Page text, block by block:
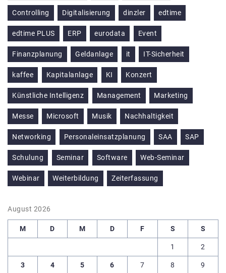
Controlling Digitalisierung dinzler edtime
edtime PLUS ERP eurodata Event
Finanzplanung Geldanlage it IT-Sicherheit
kaffee Kapitalanlage KI Konzert
Künstliche Intelligenz Management Marketing
Messe Microsoft Musik Nachhaltigkeit
Networking Personaleinsatzplanung SAA SAP
Schulung Seminar Software Web-Seminar
Webinar Weiterbildung Zeiterfassung
August 2026
M D M D F S S
1 2
3 4 5 6 7 8 9